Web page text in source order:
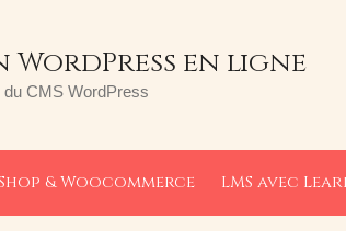
WordPress en ligne
du CMS WordPress
& Woocommerce LMS avec